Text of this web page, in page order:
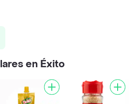
en Éxito